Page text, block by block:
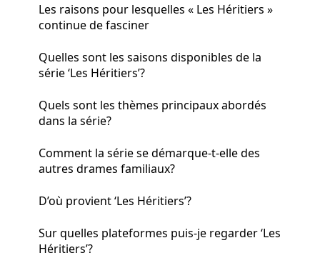
Les raisons pour lesquelles « Les Héritiers »
continue de fasciner
Quelles sont les saisons disponibles de la
série ‘Les Héritiers’?
Quels sont les thèmes principaux abordés
dans la série?
Comment la série se démarque-t-elle des
autres drames familiaux?
D’où provient ‘Les Héritiers’?
Sur quelles plateformes puis-je regarder ‘Les
Héritiers’?